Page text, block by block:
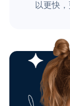
以更快